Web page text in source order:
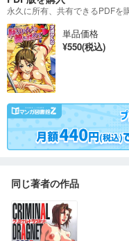
永久に所有、共有できるPDFを
単品価格
¥550(税込)
同じ著者の作品